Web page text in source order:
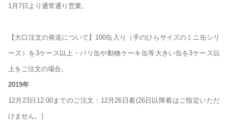
1月7日より通常通り営業。
【大口注文の発送について】100缶入り（手のひらサイズのミニ缶シリ
ーズ）を3ケース以上・パリ缶や動物ケーキ缶等大きい缶を3ケース以
上をご注文の場合。
2019年
12月23日12:00までのご注文：12月26日着(26日以降着はご指定いただ
けません。)